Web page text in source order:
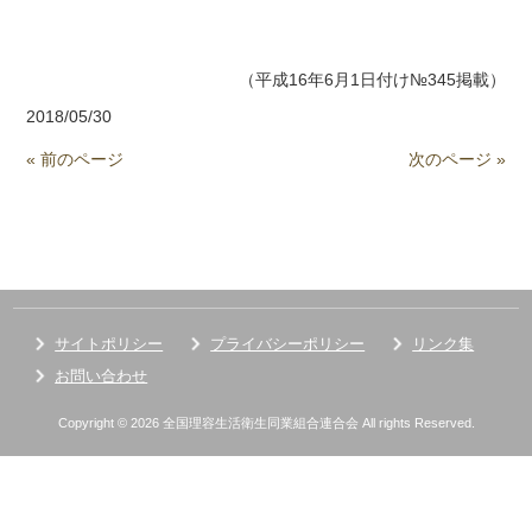
（平成16年6月1日付け№345掲載）
2018/05/30
« 前のページ 次のページ »
サイトポリシー プライバシーポリシー
リンク集
お問い合わせ
Copyright © 2026 全国理容生活衛生同業組合連合会 All rights Reserved.